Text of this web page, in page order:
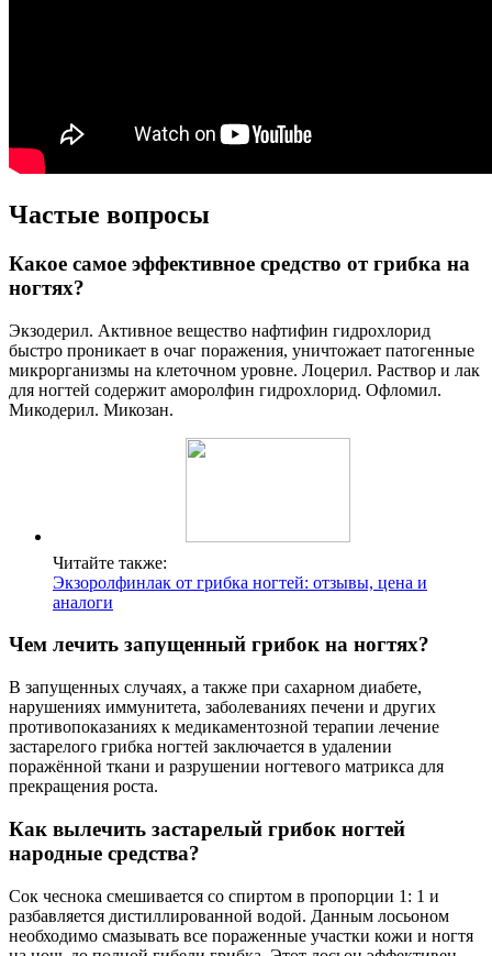
Частые вопросы
Какое самое эффективное средство от грибка на
ногтях?
Экзодерил. Активное вещество нафтифин гидрохлорид
быстро проникает в очаг поражения, уничтожает патогенные
микрорганизмы на клеточном уровне. Лоцерил. Раствор и лак
для ногтей содержит аморолфин гидрохлорид. Офломил.
Микодерил. Микозан.
Читайте также:
Экзоролфинлак от грибка ногтей: отзывы, цена и
аналоги
Чем лечить запущенный грибок на ногтях?
В запущенных случаях, а также при сахарном диабете,
нарушениях иммунитета, заболеваниях печени и других
противопоказаниях к медикаментозной терапии лечение
застарелого грибка ногтей заключается в удалении
поражённой ткани и разрушении ногтевого матрикса для
прекращения роста.
Как вылечить застарелый грибок ногтей
народные средства?
Сок чеснока смешивается со спиртом в пропорции 1: 1 и
разбавляется дистиллированной водой. Данным лосьоном
необходимо смазывать все пораженные участки кожи и ногтя